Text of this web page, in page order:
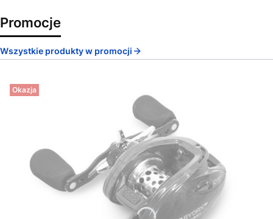
Promocje
Wszystkie produkty w promocji
Okazja